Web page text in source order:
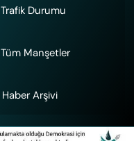
Trafik Durumu
Tüm Manşetler
Haber Arşivi